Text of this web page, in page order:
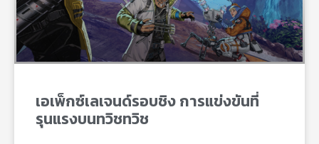
เอเพ็กซ์เลเจนด์รอบชิง การแข่งขันที่
รุนแรงบนทวิชทวิช